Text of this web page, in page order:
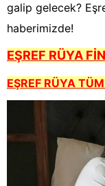
galip gelecek?
haberimizde!
EŞREF RÜYA
EŞREF RÜYA